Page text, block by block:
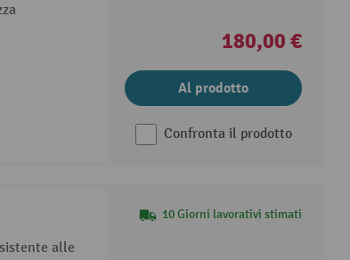
180,00 €
Al prodotto
Confronta il prodotto
alle
10 Giorni lavorativi stimati